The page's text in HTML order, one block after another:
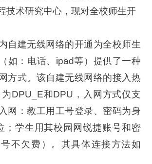
技术研究中心，现对全校师生开
建无线网络的开通为全校师生
如：电话、ipad等）提供了一种
方式。该自建无线网络的接入热
DPU_E和DPU，入网方式仅支
网：教工用工号登录、密码为身
；学生用其校园网锐捷账号和密
不欠费）。其具体连接方法如